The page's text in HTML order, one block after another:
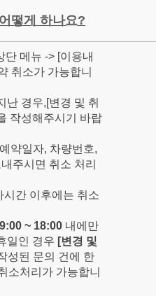
떻게 하나요?
메뉴 -> [이용내
취소가 가능합니
경우,[변경 및 취
작성해주시기 바랍
약일자, 차량번호,
주시면 취소 처리
간 이후에는 취소
~ 18:00 내에만
일인 경우 [변경 및
성된 문의 건에 한
소처리가 가능합니